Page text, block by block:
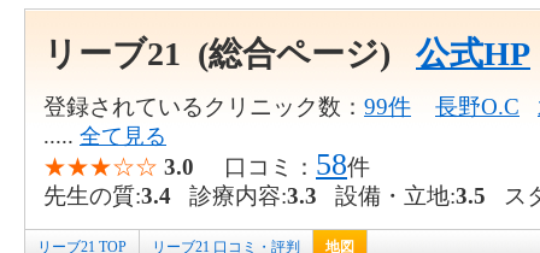
リーブ21 (総合ページ) 公式HP
登録されているクリニック数： 99件 長野O.C
..... 全て見る
★★★☆☆ 3.0 口コミ： 58件
先生の質:3.4 診療内容:3.3 設備・立地:3.5 ス
リーブ21 TOP リーブ21 口コミ・評判 地図